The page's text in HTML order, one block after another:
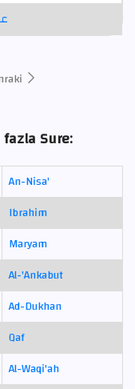
Sure:
An-Nisa'
Ibrahim
Maryam
Al-'Ankabut
Ad-Dukhan
Qaf
Al-Waqi'ah